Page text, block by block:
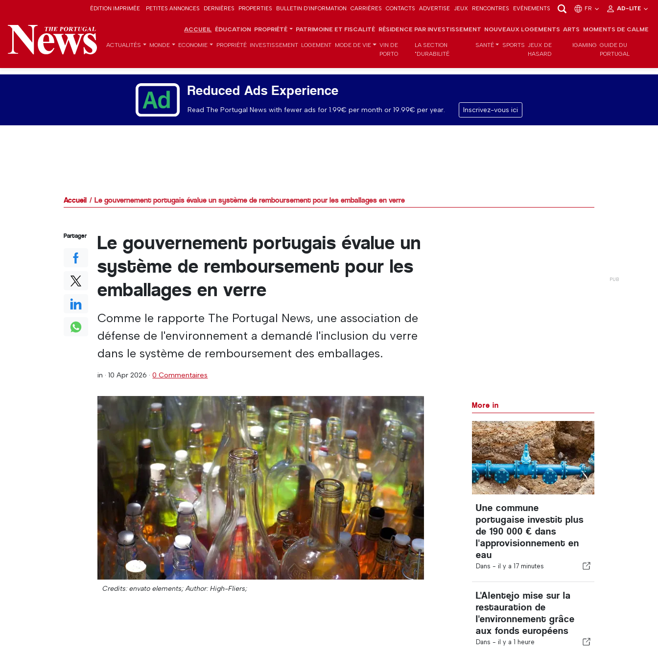
ÉDITION IMPRIMÉE PETITES ANNONCES DERNIÈRES PROPERTIES BULLETIN D'INFORMATION CARRIÈRES CONTACTS ADVERTISE JEUX RENCONTRES EVÉNEMENTS FR AD-LITE
ACCUEIL ÉDUCATION PROPRIÉTÉ PATRIMOINE ET FISCALITÉ RÉSIDENCE PAR INVESTISSEMENT NOUVEAUX LOGEMENTS ARTS MOMENTS DE CALME
ACTUALITÉS MONDE ECONOMIE PROPRIÉTÉ INVESTISSEMENT LOGEMENT MODE DE VIE
VIN DE
PORTO
LA SECTION
"DURABILITÉ
SANTÉ SPORTS JEUX DE
HASARD
IGAMING GUIDE DU
PORTUGAL
Reduced Ads Experience
Read The Portugal News with fewer ads for 1.99€ per month or 19.99€ per year. Inscrivez-vous ici
Accueil Le gouvernement portugais évalue un système de remboursement pour les emballages en verre
Le gouvernement portugais évalue un
système de remboursement pour les
emballages en verre
Comme le rapporte The Portugal News, une association de
défense de l'environnement a demandé l'inclusion du verre
dans le système de remboursement des emballages.
in ·10 Apr 2026 ·0 Commentaires
Credits: envato elements; Author: High-Fliers;
Partager
More in
Une commune
portugaise investit plus
de 190 000 € dans
l'approvisionnement en
eau
Dans - il y a 17 minutes
L'Alentejo mise sur la
restauration de
l'environnement grâce
aux fonds européens
Dans - il y a 1 heure